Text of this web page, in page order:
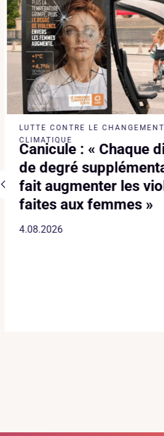
LUTTE CONTRE LE CHANGEMENT
CLIMATIQUE
Canicule : « Chaque
de degré supplémentaire
fait augmenter les
faites aux femmes »
4.08.2026